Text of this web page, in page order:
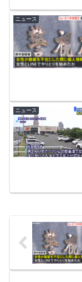
ニュース
ニュース